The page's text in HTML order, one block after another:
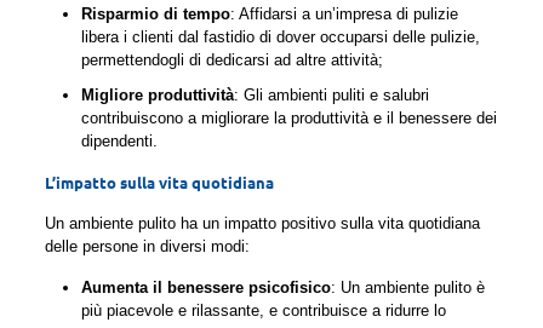
Risparmio di tempo: Affidarsi a un’impresa di pulizie
libera i clienti dal fastidio di dover occuparsi delle pulizie,
permettendogli di dedicarsi ad altre attività;
Migliore produttività: Gli ambienti puliti e salubri
contribuiscono a migliorare la produttività e il benessere dei
dipendenti.
L’impatto sulla vita quotidiana
Un ambiente pulito ha un impatto positivo sulla vita quotidiana
delle persone in diversi modi:
Aumenta il benessere psicofisico: Un ambiente pulito è
più piacevole e rilassante, e contribuisce a ridurre lo